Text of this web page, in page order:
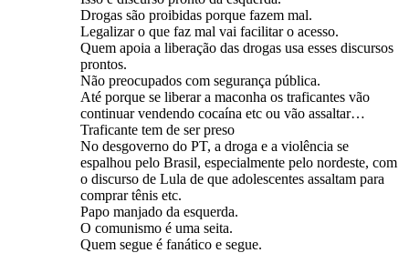
Drogas são proibidas porque fazem mal.
Legalizar o que faz mal vai facilitar o acesso.
Quem apoia a liberação das drogas usa esses discursos
prontos.
Não preocupados com segurança pública.
Até porque se liberar a maconha os traficantes vão
continuar vendendo cocaína etc ou vão assaltar…
Traficante tem de ser preso
No desgoverno do PT, a droga e a violência se
espalhou pelo Brasil, especialmente pelo nordeste, com
o discurso de Lula de que adolescentes assaltam para
comprar tênis etc.
Papo manjado da esquerda.
O comunismo é uma seita.
Quem segue é fanático e segue.